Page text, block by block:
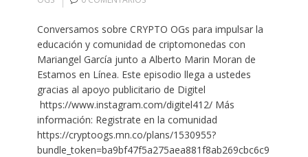
Conversamos sobre CRYPTO OGs para impulsar la
educación y comunidad de criptomonedas con
Mariangel García junto a Alberto Marin Moran de
Estamos en Línea. Este episodio llega a ustedes
gracias al apoyo publicitario de Digitel
https://www.instagram.com/digitel412/ Más
información: Registrate en la comunidad
https://cryptoogs.mn.co/plans/1530955?
bundle_token=ba9bf47f5a275aea881f8ab269cbc6c9